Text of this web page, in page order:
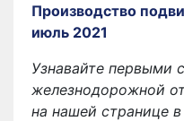
Производство
июль 2021
Узнавайте первыми
железнодорожной
на нашей странице в